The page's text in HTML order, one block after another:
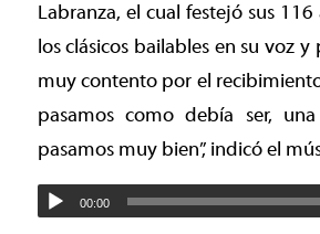
Labranza, el cual festejó sus
los clásicos bailables en su voz y
muy contento por el
pasamos como debía ser,
pasamos muy bien”, indicó el
00:00